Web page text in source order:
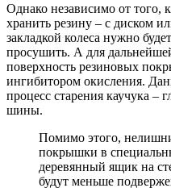
Однако независимо от того,
хранить резину – с диском
закладкой колеса нужно
просушить. А для
поверхность резиновых
ингибитором окисления.
процесс старения каучука –
шины.
Помимо этого,
покрышки в
деревянный ящик на
будут меньше